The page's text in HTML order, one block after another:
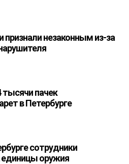
признали незаконным из-за
тысячи пачек
в Петербурге
сотрудники
единицы оружия